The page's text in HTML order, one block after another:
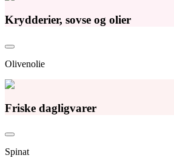
Krydderier, sovse og olier
Olivenolie
Friske dagligvarer
Spinat